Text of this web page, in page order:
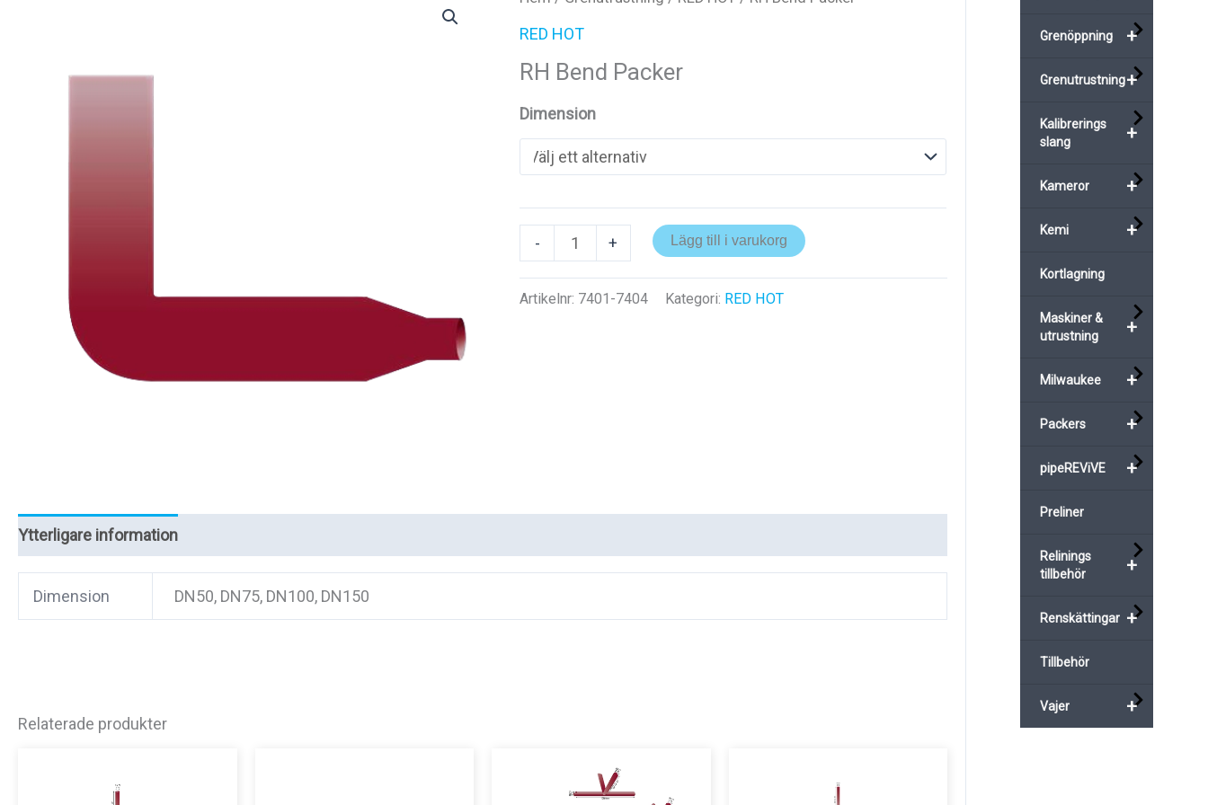
RED HOT
RH Bend Packer
Dimension
-
Bend
Packer
+ Lägg till i varukorg
Artikelnr: 7401-7404 Kategori: RED HOT
Ytterligare information
Dimension DN50, DN75, DN100, DN150
Relaterade produkter
+
Grenöppning
+
Grenutrustning
+
Kalibrerings
slang
+
Kameror
+
Kemi
Kortlagning
+
Maskiner &
utrustning
+
Milwaukee
+
Packers
+
pipeREViVE
Preliner
+
Relinings
tillbehör
+
Renskättingar
Tillbehör
+
Vajer